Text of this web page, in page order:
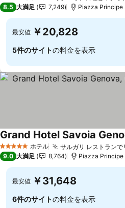
8.5 大満足 7,249 Piazza Principe
最安値 ￥20,828
5件のサイトの料金を表示
5 ホテルのランク
ホテル サルガリ レストランで
9.0 大満足 8,764 Piazza Principe
最安値 ￥31,648
6件のサイトの料金を表示